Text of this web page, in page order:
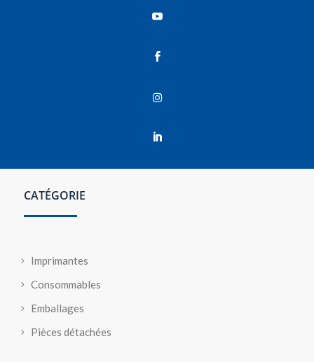




CATÉGORIE
Imprimantes
Consommables
Emballages
Pièces détachées